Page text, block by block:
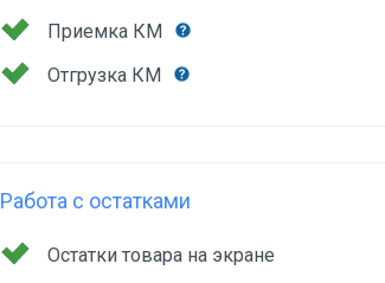
Приемка КМ
Отгрузка КМ
Работа с остатками
Остатки товара на экране